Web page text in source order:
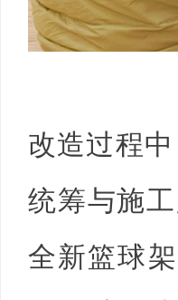
改造过程
统筹与施
全新篮球